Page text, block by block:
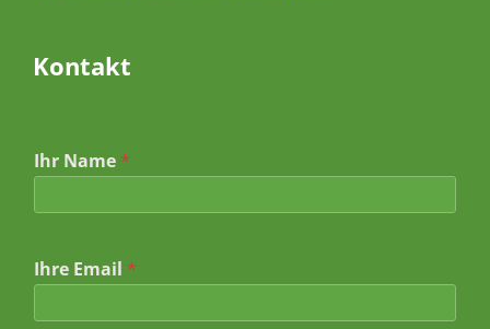
Kontakt
Ihr Name *
e
t
r
Ihre Email *